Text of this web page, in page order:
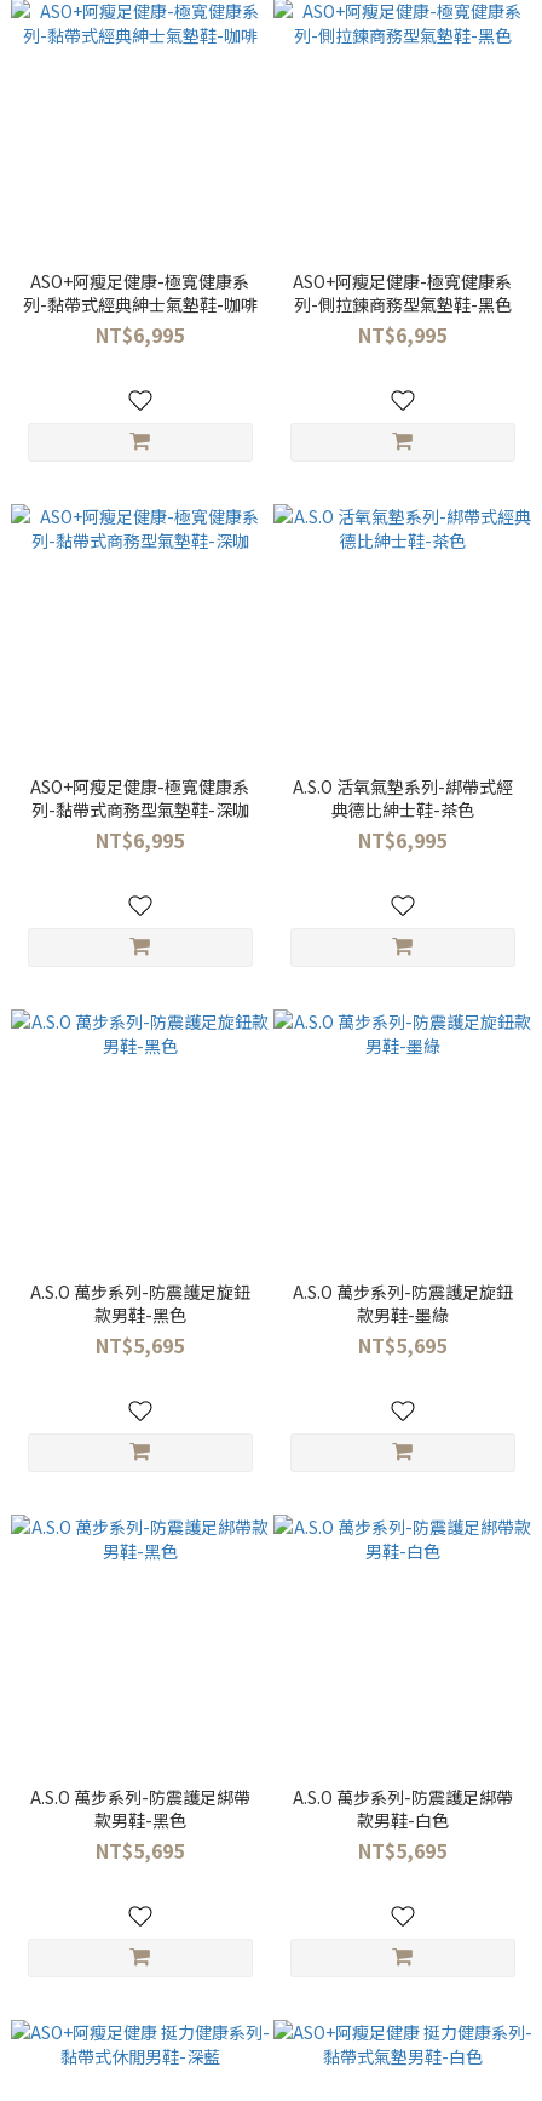
ASO+阿瘦足健康-極寬健康系
列-黏帶式經典紳士氣墊鞋-咖啡
NT$6,995
ASO+阿瘦足健康-極寬健康系
列-側拉鍊商務型氣墊鞋-黑色
NT$6,995
ASO+阿瘦足健康-極寬健康系
列-黏帶式商務型氣墊鞋-深咖
NT$6,995
A.S.O 活氧氣墊系列-綁帶式經
典德比紳士鞋-茶色
NT$6,995
A.S.O 萬步系列-防震護足旋鈕
款男鞋-黑色
NT$5,695
A.S.O 萬步系列-防震護足旋鈕
款男鞋-墨綠
NT$5,695
A.S.O 萬步系列-防震護足綁帶
款男鞋-黑色
NT$5,695
A.S.O 萬步系列-防震護足綁帶
款男鞋-白色
NT$5,695